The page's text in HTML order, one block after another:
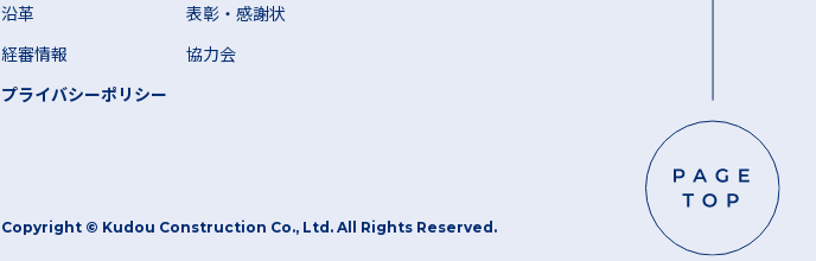
沿革
経審情報
プライバシーポリシー
表彰・感謝状
協力会
Copyright © Kudou Construction Co., Ltd. All Rights Reserved.